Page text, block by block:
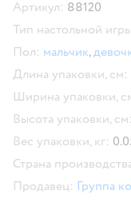
Артикул: 88120
Тип настольной
Пол: мальчик,
Длина упаковки, см:
Ширина упаковки,
Высота упаковки, см:
Вес упаковки, кг:
Страна
Продавец: Группа